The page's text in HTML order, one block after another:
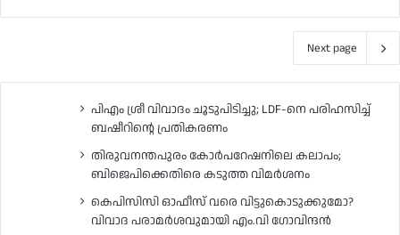
Next page
പിഎം ശ്രീ വിവാദം ചൂടുപിടിച്ചു; LDF-നെ പരിഹസിച്ച്
ബഷീറിന്റെ പ്രതികരണം
തിരുവനന്തപുരം കോർപറേഷനിലെ കലാപം;
ബിജെപിക്കെതിരെ കടുത്ത വിമർശനം
കെപിസിസി ഓഫീസ് വരെ വിട്ടുകൊടുക്കുമോ?
വിവാദ പരാമർശവുമായി എം.വി ഗോവിന്ദൻ